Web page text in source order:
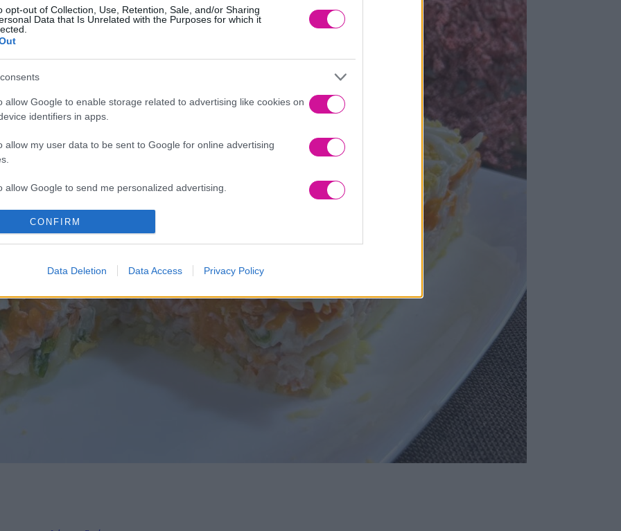
opt-out of Collection, Use, Retention, Sale, and/or Sharing
Data that Is Unrelated with the Purposes for which it
allow Google to enable storage related to advertising like cookies on
identifiers in apps.
allow my user data to be sent to Google for online advertising
allow Google to send me personalized advertising.
allow Google to enable storage related to analytics like cookies on
identifiers in apps.
allow Google to enable storage related to functionality of the website
allow Google to enable storage related to personalization.
allow Google to enable storage related to security, including
functionality and fraud prevention, and other user protection.
CONFIRM
Data Deletion Data Access Privacy Policy